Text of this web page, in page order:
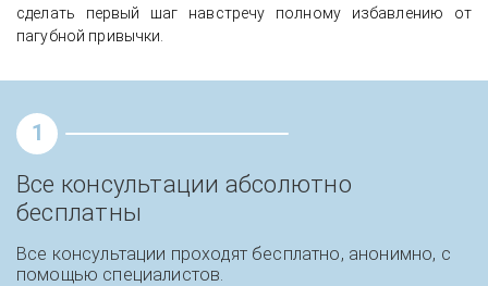
сделать первый шаг навстречу полному избавлению от
пагубной привычки.
1
Все консультации абсолютно
бесплатны
Все консультации проходят бесплатно, анонимно, с
помощью специалистов.